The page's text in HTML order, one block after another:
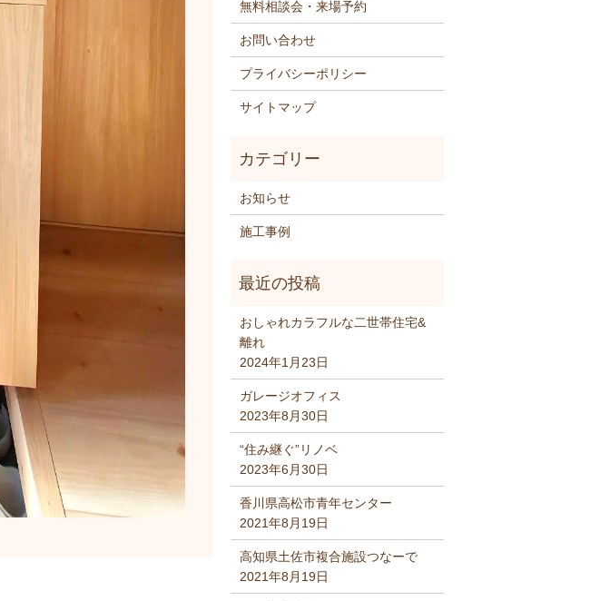
無料相談会・来場予約
お問い合わせ
プライバシーポリシー
サイトマップ
お知らせ
施工事例
おしゃれカラフルな二世帯住宅&
離れ
2024年1月23日
ガレージオフィス
2023年8月30日
“住み継ぐ”リノベ
2023年6月30日
香川県高松市青年センター
2021年8月19日
高知県土佐市複合施設つなーで
2021年8月19日